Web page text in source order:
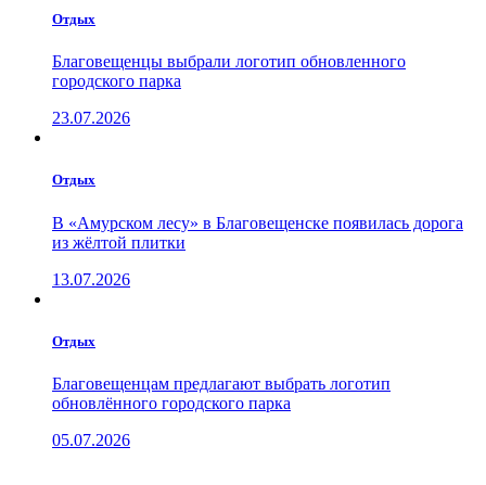
Отдых
Благовещенцы выбрали логотип обновленного
городского парка
23.07.2026
Отдых
В «Амурском лесу» в Благовещенске появилась дорога
из жёлтой плитки
13.07.2026
Отдых
Благовещенцам предлагают выбрать логотип
обновлённого городского парка
05.07.2026